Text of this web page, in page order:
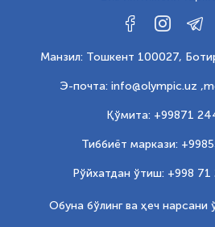
Манзил: Тошкент 100027,
Э-почта: info@olympic.uz ,
Қўмита: +99871
Тиббиёт маркази:
Рўйхатдан ўтиш: +998
Обуна бўлинг ва ҳеч нарсани